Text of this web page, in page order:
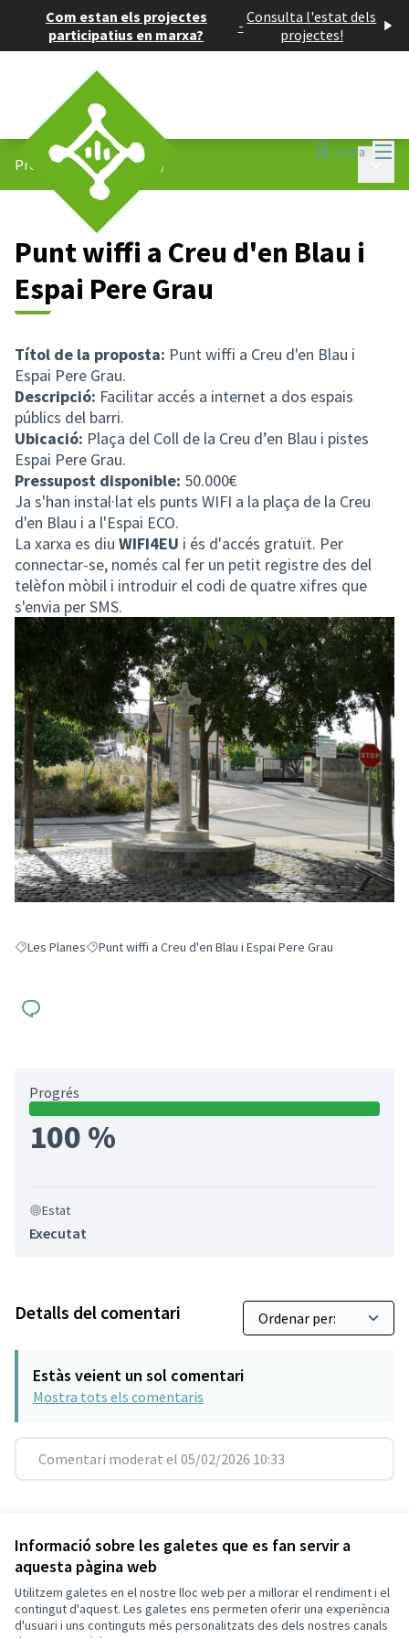
Informació sobre les galetes que es fan servir a
aquesta pàgina web
Utilitzem galetes en el nostre lloc web per a millorar el rendiment i el
contingut d'aquest. Les galetes ens permeten oferir una experiència
d'usuari i uns continguts més personalitzats des dels nostres canals
Com estan els projectes
participatius en marxa?
- Consulta l'estat dels
projectes!
Entra
Projectes participatius /
Punt wiffi a Creu d'en Blau i
Espai Pere Grau
Títol de la proposta: Punt wiffi a Creu d'en Blau i
Espai Pere Grau.
Descripció: Facilitar accés a internet a dos espais
públics del barri.
Ubicació: Plaça del Coll de la Creu d’en Blau i pistes
Espai Pere Grau.
Pressupost disponible: 50.000€
Ja s'han instal·lat els punts WIFI a la plaça de la Creu
d'en Blau i a l'Espai ECO.
La xarxa es diu WIFI4EU i és d'accés gratuït. Per
connectar-se, només cal fer un petit registre des del
telèfon mòbil i introduir el codi de quatre xifres que
s'envia per SMS.
Resultats en filtrar per: Les Planes
Les PlanesResultats en filtrar per: Punt wiffi a Creu d'en Blau i Espai
Punt wiffi a Creu d'en Blau i Espai Pere Grau
Progrés
100 %
Estat
Executat
Detalls del comentari
Estàs veient un sol comentari
Mostra tots els comentaris
Comentari moderat el 05/02/2026 10:33
Versió 5(de 5) veure altres versions
Termes i condicions d'ús
Configuració de les galetes
Decidim Sant Cugat a X
Decidim Sant Cugat a Facebook
Decidim Sant Cugat a Instagram
Decidim Sant Cugat a GitHub